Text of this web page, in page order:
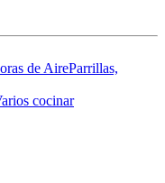
de AireParrillas,
cocinar